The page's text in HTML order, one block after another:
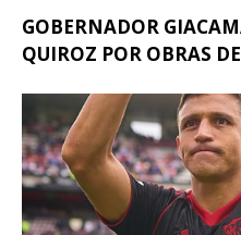
GOBERNADOR
QUIROZ POR OBRAS